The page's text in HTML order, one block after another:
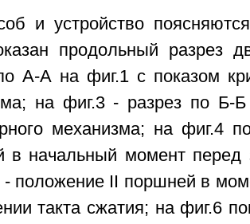
и устройство
продольный разрез
А-А на фиг.1 с показом
на фиг.3 - разрез по Б-
механизма; на фиг.4
в начальный момент перед
- положение II поршней в
такта сжатия; на фиг.6